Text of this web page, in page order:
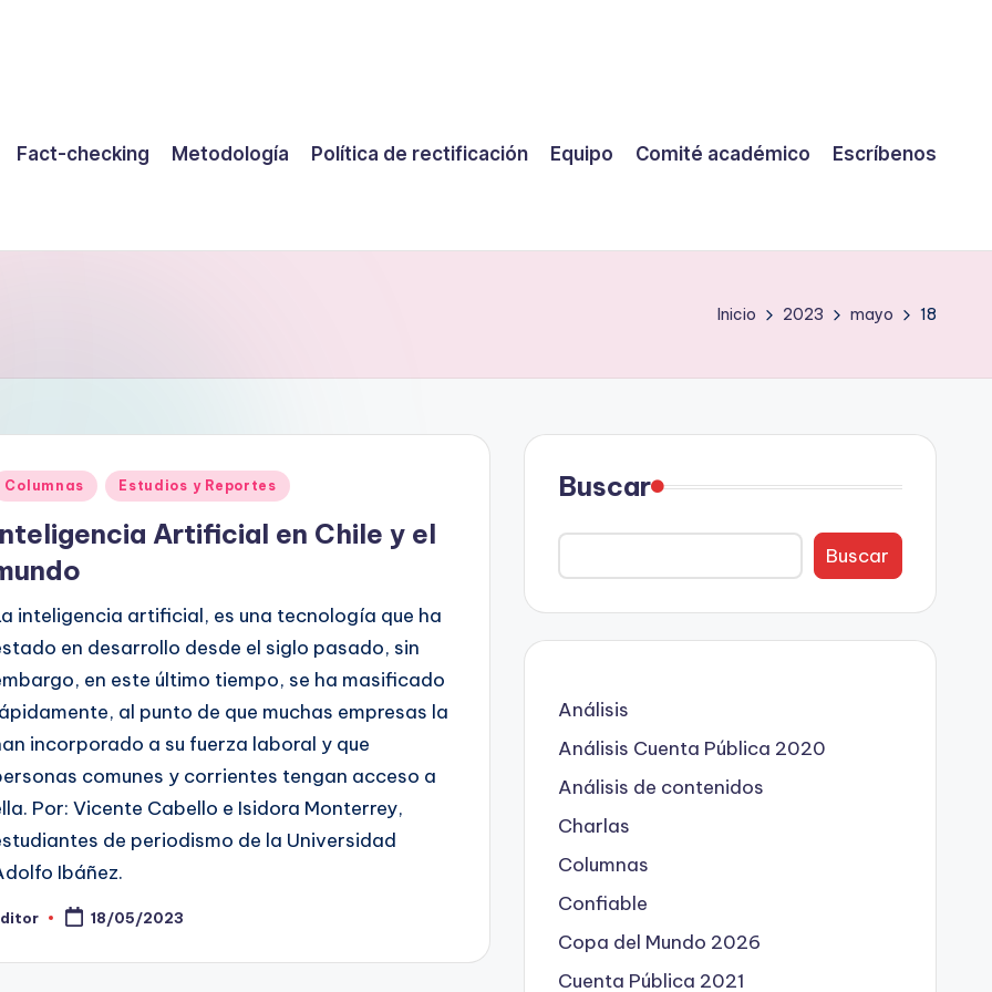
Fact-checking Metodología Política de rectificación Equipo Comité académico Escríbenos
Inicio 2023 mayo 18
Columnas Estudios y Reportes
Artificial en Chile y el
inteligencia artificial, es una tecnología que ha
en desarrollo desde el siglo pasado, sin
en este último tiempo, se ha masificado
al punto de que muchas empresas la
incorporado a su fuerza laboral y que
comunes y corrientes tengan acceso a
Por: Vicente Cabello e Isidora Monterrey,
de periodismo de la Universidad
Ibáñez.
18/05/2023
Buscar
Buscar
Análisis
Análisis Cuenta Pública 2020
Análisis de contenidos
Charlas
Columnas
Confiable
Copa del Mundo 2026
Cuenta Pública 2021